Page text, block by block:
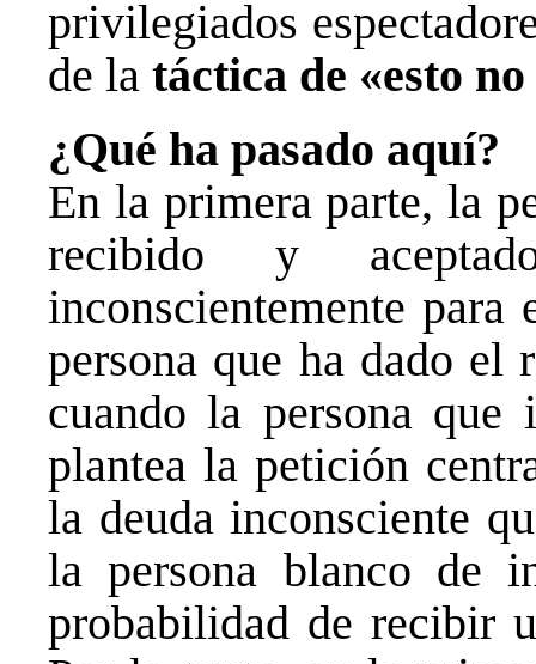
privilegiados
de la táctica de «esto
¿Qué ha pasado aquí?
En la primera parte, la
recibido y
inconscientemente para
persona que ha dado el
cuando la persona
plantea la petición
la deuda inconsciente
la persona blanco de
probabilidad de recibir